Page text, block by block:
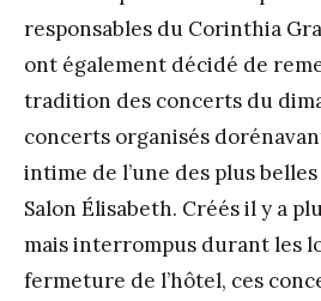
responsables du Corinthia
ont également décidé de
tradition des concerts du
concerts organisés
intime de l’une des plus
Salon Élisabeth. Créés il y a
mais interrompus durant les
fermeture de l’hôtel, ces